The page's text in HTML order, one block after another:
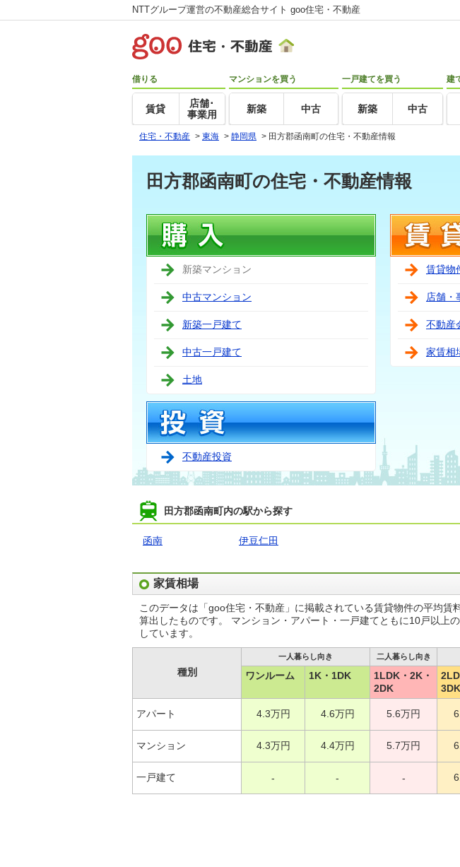
NTTグループ運営の不動産総合サイト goo住宅・不動産
借りる
賃貸
店舗･
事業用
マンションを買う
新築 中古
一戸建てを買う
新築 中古
建
住宅・不動産 > 東海 > 静岡県 > 田方郡函南町の住宅・不動産情報
田方郡函南町の住宅・不動産情報
新築マンション
中古マンション
新築一戸建て
中古一戸建て
土地
不動産投資
賃貸物
店舗・
不動産
家賃相
田方郡函南町内の駅から探す
函南 伊豆仁田
家賃相場
このデータは「goo住宅・不動産」に掲載されている賃貸物件の平均賃
算出したものです。 マンション・アパート・一戸建てともに10戸以上
しています。
種別
一人暮らし向き 二人暮らし向き
ワンルーム 1K・1DK
1LDK・2K・
2DK
3DK
アパート 4.3万円 4.6万円 5.6万円
マンション 4.3万円 4.4万円 5.7万円
一戸建て - - -